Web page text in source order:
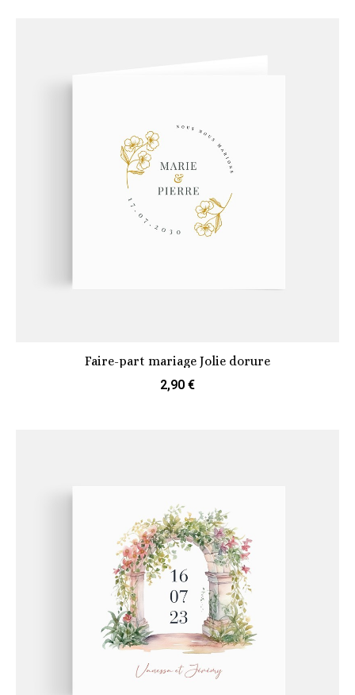
Faire-part mariage Jolie dorure
2,90 €